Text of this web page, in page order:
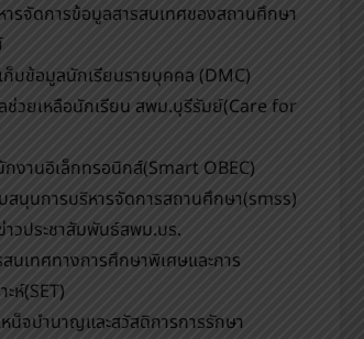
ารจัดการข้อมูลสารสนเทศของสถานศึกษา
ก็บข้อมูลนักเรียนรายบุคคล (DMC)
ช่วยเหลือนักเรียน สพม.บุรีรัมย์(Care for
กงานอิเล็กทรอนิกส์(Smart OBEC)
สนุนการบริหารจัดการสถานศึกษา(smss)
าวประชาสัมพันธ์สพม.บร.
สนเทศทางการศึกษาพิเศษและการ
ห์(SET)
หน็จบำนาญและสวัสดิการการรักษา